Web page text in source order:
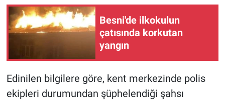
Besni'de ilkokulun
çatısında korkutan
yangın
Edinilen bilgilere göre, kent merkezinde polis
ekipleri durumundan şüphelendiği şahsı
Şambayat Haber